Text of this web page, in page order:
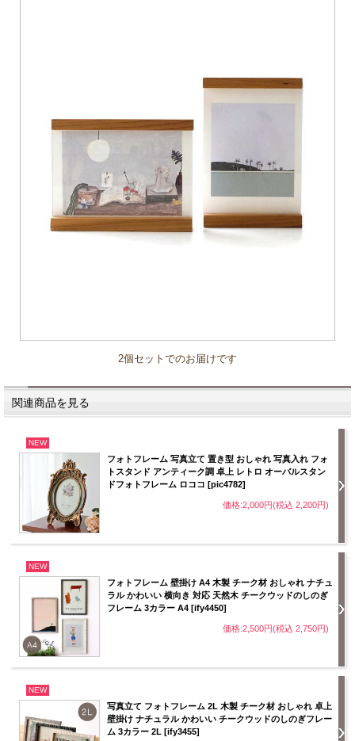
2個セットでのお届けです
関連商品を見る
NEW
フォトフレーム 写真立て 置き型 おしゃれ 写真入れ フォ
トスタンド アンティーク調 卓上 レトロ オーバルスタン
ドフォトフレーム ロココ [pic4782]
価格:2,000円(税込 2,200円)
NEW
フォトフレーム 壁掛け A4 木製 チーク材 おしゃれ ナチュ
ラル かわいい 横向き 対応 天然木 チークウッドのしのぎ
フレーム 3カラー A4 [ify4450]
価格:2,500円(税込 2,750円)
NEW
写真立て フォトフレーム 2L 木製 チーク材 おしゃれ 卓上
壁掛け ナチュラル かわいい チークウッドのしのぎフレー
ム 3カラー 2L [ify3455]